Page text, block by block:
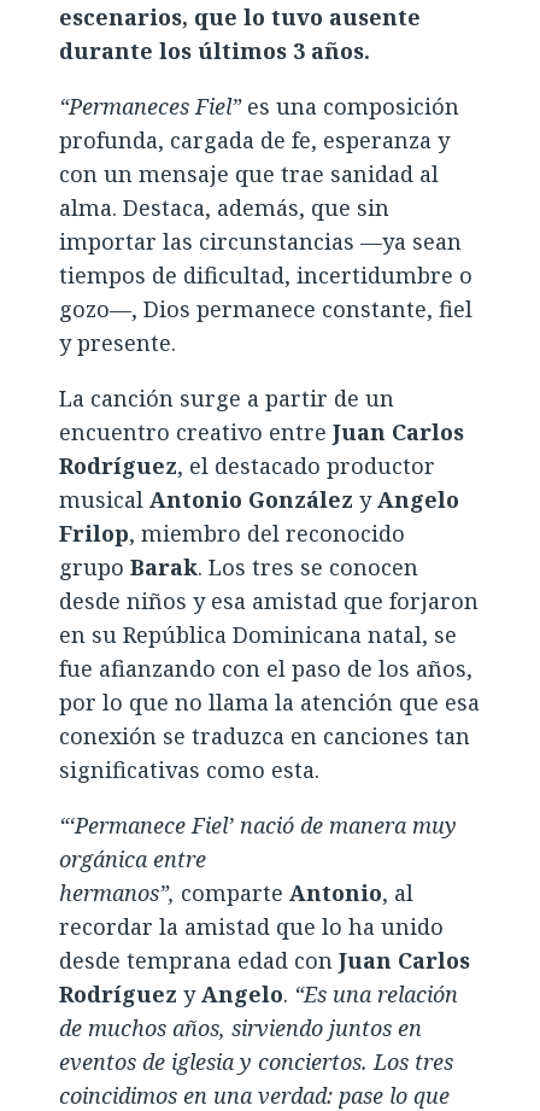
escenarios, que lo tuvo ausente
durante los últimos 3 años.
“Permaneces Fiel” es una composición
profunda, cargada de fe, esperanza y
con un mensaje que trae sanidad al
alma. Destaca, además, que sin
importar las circunstancias —ya sean
tiempos de dificultad, incertidumbre o
gozo—, Dios permanece constante, fiel
y presente.
La canción surge a partir de un
encuentro creativo entreJuan Carlos
Rodríguez, el destacado productor
musicalAntonio González yAngelo
Frilop, miembro del reconocido
grupoBarak. Los tres se conocen
desde niños y esa amistad que forjaron
en su República Dominicana natal, se
fue afianzando con el paso de los años,
por lo que no llama la atención que esa
conexión se traduzca en canciones tan
significativas como esta.
“‘Permanece Fiel’ nació de manera muy
orgánica entre
hermanos”, comparteAntonio, al
recordar la amistad que lo ha unido
desde temprana edad conJuan Carlos
RodríguezyAngelo. “Es una relación
de muchos años, sirviendo juntos en
eventos de iglesia y conciertos. Los tres
coincidimos en una verdad: pase lo que